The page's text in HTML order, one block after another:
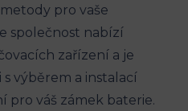
pro vaše
společnost nabízí
zařízení a je
výběrem a instalací
pro váš zámek baterie.